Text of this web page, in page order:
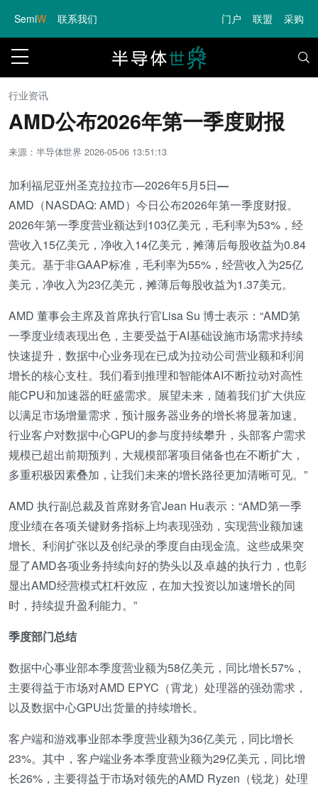
SemiW 联系我们 门户 联盟 采购
行业资讯
AMD公布2026年第一季度财报
来源：半导体世界2026-05-06 13:51:13
加利福尼亚州圣克拉拉市—2026年5月5日—
AMD（NASDAQ: AMD）今日公布2026年第一季度财报。
2026年第一季度营业额达到103亿美元，毛利率为53%，经
营收入15亿美元，净收入14亿美元，摊薄后每股收益为0.84
美元。基于非GAAP标准，毛利率为55%，经营收入为25亿
美元，净收入为23亿美元，摊薄后每股收益为1.37美元。
AMD 董事会主席及首席执行官Lisa Su 博士表示：“AMD第
一季度业绩表现出色，主要受益于AI基础设施市场需求持续
快速提升，数据中心业务现在已成为拉动公司营业额和利润
增长的核心支柱。我们看到推理和智能体AI不断拉动对高性
能CPU和加速器的旺盛需求。展望未来，随着我们扩大供应
以满足市场增量需求，预计服务器业务的增长将显著加速。
行业客户对数据中心GPU的参与度持续攀升，头部客户需求
规模已超出前期预判，大规模部署项目储备也在不断扩大，
多重积极因素叠加，让我们未来的增长路径更加清晰可见。”
AMD 执行副总裁及首席财务官Jean Hu表示：“AMD第一季
度业绩在各项关键财务指标上均表现强劲，实现营业额加速
增长、利润扩张以及创纪录的季度自由现金流。这些成果突
显了AMD各项业务持续向好的势头以及卓越的执行力，也彰
显出AMD经营模式杠杆效应，在加大投资以加速增长的同
时，持续提升盈利能力。”
季度部门总结
数据中心事业部本季度营业额为58亿美元，同比增长57%，
主要得益于市场对AMD EPYC（霄龙）处理器的强劲需求，
以及数据中心GPU出货量的持续增长。
客户端和游戏事业部本季度营业额为36亿美元，同比增长
23%。其中，客户端业务本季度营业额为29亿美元，同比增
长26%，主要得益于市场对领先的AMD Ryzen（锐龙）处理